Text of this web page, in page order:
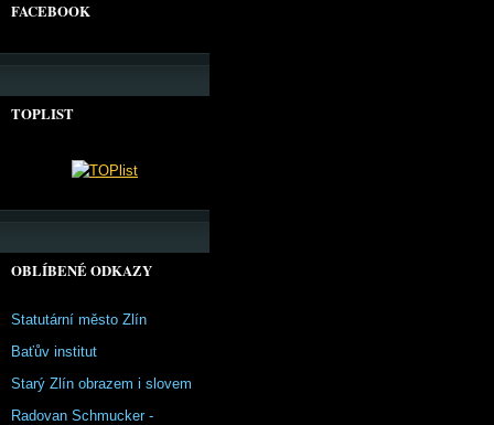
FACEBOOK
TOPLIST
OBLÍBENÉ ODKAZY
Statutární město Zlín
Baťův institut
Starý Zlín obrazem i slovem
Radovan Schmucker -